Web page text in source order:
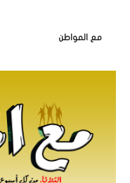
مع المواطن